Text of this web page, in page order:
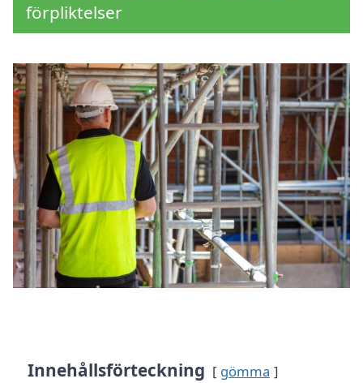
förpliktelser
Innehållsförteckning gömma